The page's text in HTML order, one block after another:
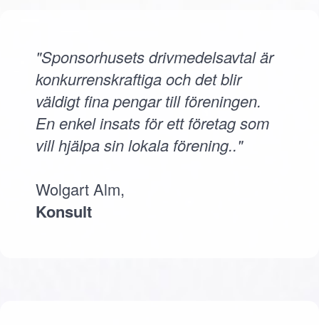
"Sponsorhusets drivmedelsavtal är
konkurrenskraftiga och det blir
väldigt fina pengar till föreningen.
En enkel insats för ett företag som
vill hjälpa sin lokala förening.."
Wolgart Alm,
Konsult